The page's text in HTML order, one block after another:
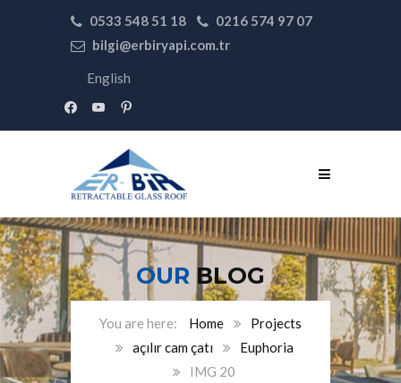
0533 548 51 18
0216 574 97 07
bilgi@erbiryapi.com.tr
English
facebookyoutubepinterest
OUR BLOG
Home
Projects
açılır cam çatı
Euphoria
IMG 20